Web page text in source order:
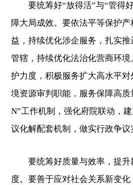
要统筹好“放得活”与“管得好
障大局成效。要依法平等保护
益，持续优化涉企服务，扎实
管辖，持续优化法治化营商环
护力度，积极服务扩大高水平
境资源审判职能，服务保障高质
N”工作机制，强化府院联动，
议化解配套机制，做实行政争议
要统筹好质量与效率，提升
度。要善于应对社会关系新变